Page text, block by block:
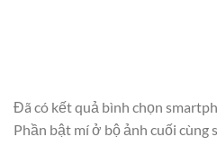
Đã có kết quả bình chọn
Phần bật mí ở bộ ảnh cuối cùng